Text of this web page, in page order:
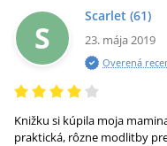
S
Scarlet (61)
23. mája 2019
Overená
Knižku si kúpila moja
praktická, rôzne modlitby